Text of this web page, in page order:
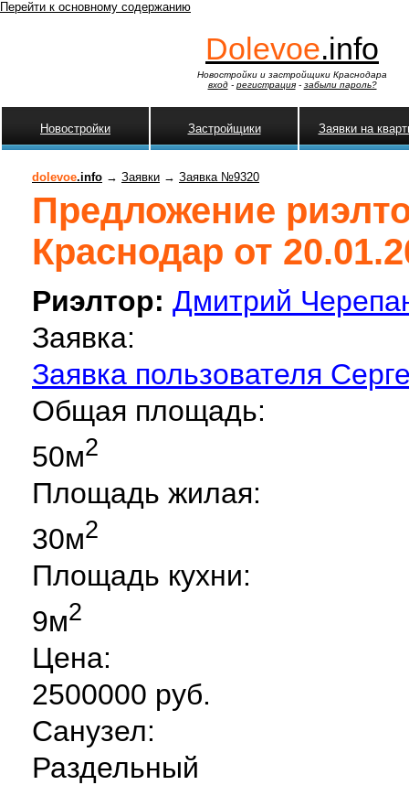
Перейти к основному содержанию
Dolevoe.info
Новостройки и застройщики Краснодара
вход- регистрация- забыли пароль?
Новостройки Застройщики Заявки на
dolevoe.info → Заявки → Заявка №9320
Предложение
Краснодар от
Риэлтор: Дмитрий
Заявка:
Заявка пользователя
Общая площадь:
50м2
Площадь жилая:
30м2
Площадь кухни:
9м2
Цена:
2500000 руб.
Санузел:
Раздельный